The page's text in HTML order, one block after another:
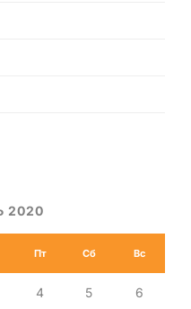
2020
Пт Сб Вс
4 5 6